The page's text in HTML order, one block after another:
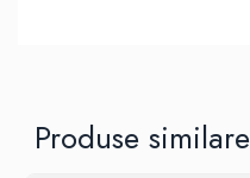
Produse similare